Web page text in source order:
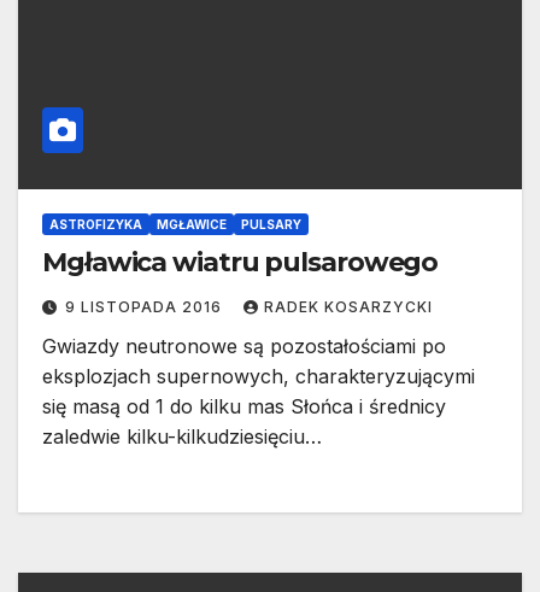
ASTROFIZYKA MGŁAWICE PULSARY
Mgławica wiatru pulsarowego
9 LISTOPADA 2016 RADEK KOSARZYCKI
Gwiazdy neutronowe są pozostałościami po
eksplozjach supernowych, charakteryzującymi
się masą od 1 do kilku mas Słońca i średnicy
zaledwie kilku-kilkudziesięciu…